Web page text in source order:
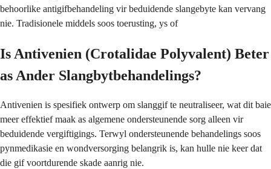
behoorlike antigifbehandeling vir beduidende slangebyte kan vervang
nie. Tradisionele middels soos toerusting, ys of
Is Antivenien (Crotalidae Polyvalent) Beter
as Ander Slangbytbehandelings?
Antivenien is spesifiek ontwerp om slanggif te neutraliseer, wat dit baie
meer effektief maak as algemene ondersteunende sorg alleen vir
beduidende vergiftigings. Terwyl ondersteunende behandelings soos
pynmedikasie en wondversorging belangrik is, kan hulle nie keer dat
die gif voortdurende skade aanrig nie.